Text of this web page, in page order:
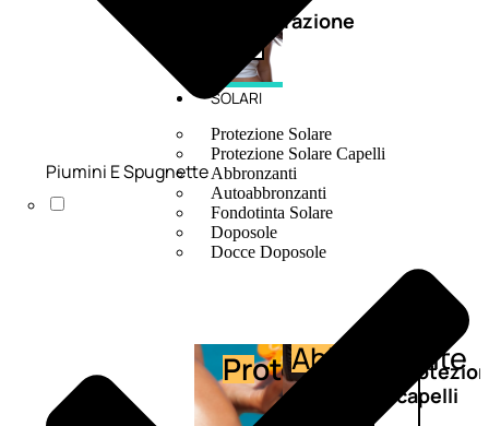
Colorazione
SOLARI
Protezione Solare
Protezione Solare Capelli
Abbronzanti
Autoabbronzanti
Fondotinta Solare
Doposole
Docce Doposole
ProtezioneAbbronzante
capelli
Piumini E Spugnette